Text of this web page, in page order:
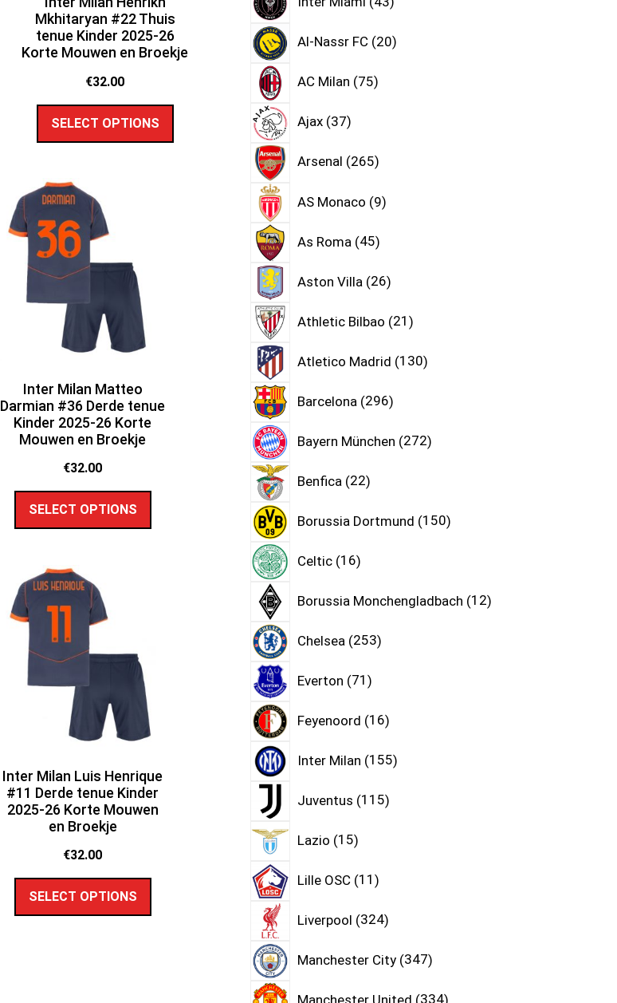
Mkhitaryan #22 Thuis
tenue Kinder 2025-26
Korte Mouwen en Broekje
€32.00
SELECT OPTIONS
Inter Milan Matteo
Darmian #36 Derde tenue
Kinder 2025-26 Korte
Mouwen en Broekje
€32.00
SELECT OPTIONS
Inter Milan Luis Henrique
#11 Derde tenue Kinder
2025-26 Korte Mouwen
en Broekje
€32.00
SELECT OPTIONS
Al-Nassr FC 20
AC Milan 75
Ajax 37
Arsenal 265
AS Monaco 9
As Roma 45
Aston Villa 26
Athletic Bilbao 21
Atletico Madrid 130
Barcelona 296
Bayern München 272
Benfica 22
Borussia Dortmund 150
Celtic 16
Borussia Monchengladbach 12
Chelsea 253
Everton 71
Feyenoord 16
Inter Milan 155
Juventus 115
Lazio 15
Lille OSC 11
Liverpool 324
Manchester City 347
Manchester United 334